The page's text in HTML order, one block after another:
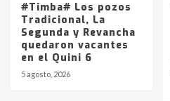
#Timba# Los pozos
Tradicional, La
Segunda y Revancha
quedaron vacantes
en el Quini 6
5 agosto, 2026